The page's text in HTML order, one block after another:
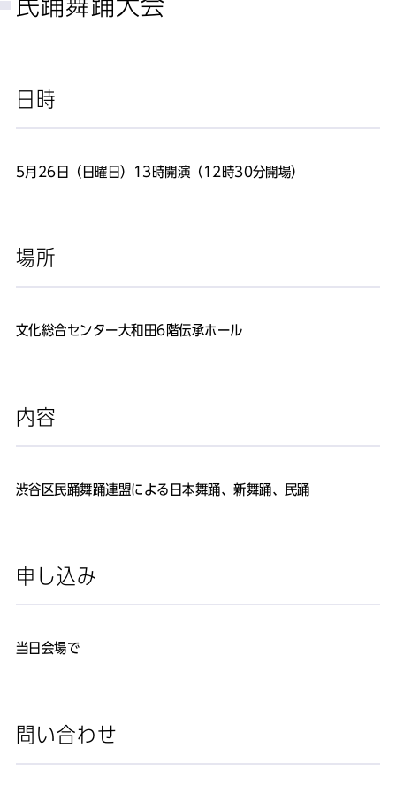
民踊舞踊大会
日時
5月26日（日曜日）13時開演（12時30分開場）
場所
文化総合センター大和田6階伝承ホール
内容
渋谷区民踊舞踊連盟による日本舞踊、新舞踊、民踊
申し込み
当日会場で
問い合わせ